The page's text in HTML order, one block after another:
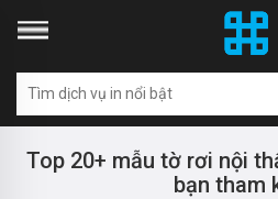
Top 20+ mẫu tờ rơi nội
bạn tham